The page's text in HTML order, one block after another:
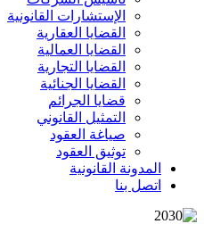
الإستشارات القانونية
القضايا العقارية
القضايا العمالية
القضايا التجارية
القضايا الجنائية
قضايا الجرائم
التمثيل القانوني
صياغة العقود
توثيق العقود
المدونة القانونية
اتصل بنا